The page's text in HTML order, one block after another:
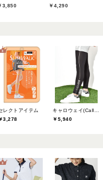
3,850
￥4,290
レクトアイテム
3,278
￥5,940